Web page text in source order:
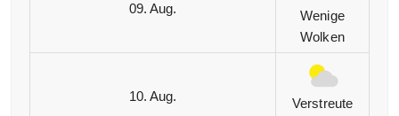
09. Aug.
Wenige
Wolken
10. Aug.
Verstreute